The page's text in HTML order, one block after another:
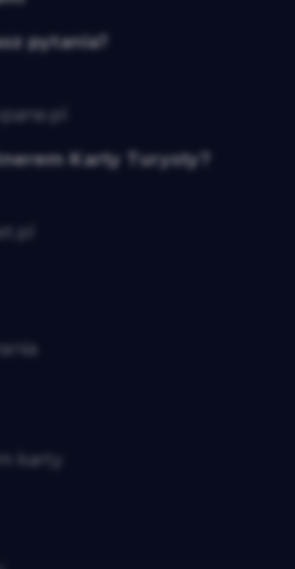
pytania?
Karty Turysty?
karty